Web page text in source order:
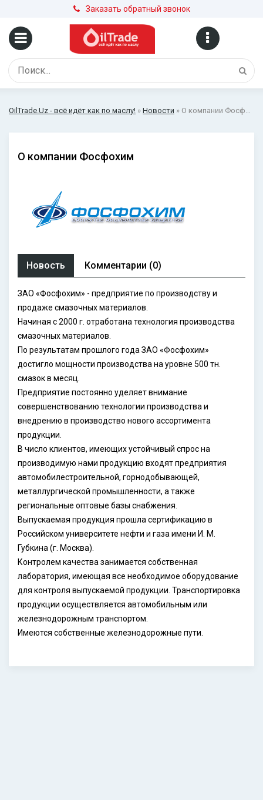
Заказать обратный звонок
OilTrade.Uz - всё идёт как по маслу! » Новости » О компании Фосфохим
О компании Фосфохим
Новость Комментарии (0)
ЗАО «Фосфохим» - предприятие по производству и
продаже смазочных материалов.
Начиная с 2000 г. отработана технология производства
смазочных материалов.
По результатам прошлого года ЗАО «Фосфохим»
достигло мощности производства на уровне 500 тн.
смазок в месяц.
Предприятие постоянно уделяет внимание
совершенствованию технологии производства и
внедрению в производство нового ассортимента
продукции.
В число клиентов, имеющих устойчивый спрос на
производимую нами продукцию входят предприятия
автомобилестроительной, горнодобывающей,
металлургической промышленности, а также
региональные оптовые базы снабжения.
Выпускаемая продукция прошла сертификацию в
Российском университете нефти и газа имени И. М.
Губкина (г. Москва).
Контролем качества занимается собственная
лаборатория, имеющая все необходимое оборудование
для контроля выпускаемой продукции. Транспортировка
продукции осуществляется автомобильным или
железнодорожным транспортом.
Имеются собственные железнодорожные пути.